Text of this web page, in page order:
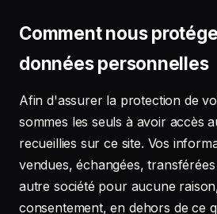
Comment nous
données personnelles
Afin d'assurer la protection de
sommes les seuls à avoir accès
recueillies sur ce site. Vos
vendues, échangées,
autre société pour aucune
consentement, en dehors de ce